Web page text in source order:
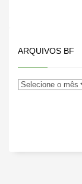
ARQUIVOS BF